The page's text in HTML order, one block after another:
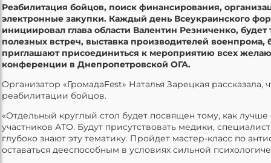
Реабилитация бойцов, поиск финансирования,
электронные закупки. Каждый день Всеукраинского
инициировал глава области Валентин Резниченко,
полезных встреч, выставка производителей
приглашают присоединиться к мероприятию всех
конференции в Днепропетровской ОГА.
Организатор «ГромадаFest» Наталья Зарецкая
реабилитации бойцов.
«Отдельный круглый стол будет посвящен тому, как
участников АТО. Будут присутствовать медики,
глубоко знают эту тематику. Пройдет мастер-класс по
оставаться дееспособным в условиях сильной